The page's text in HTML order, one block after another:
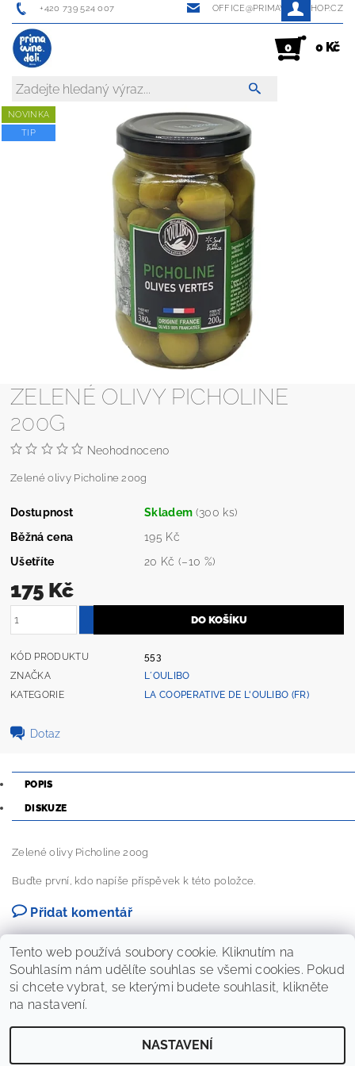
+420 739 524 007 OFFICE@PRIMAWINESHOP.CZ
0 0 Kč
NOVINKA
TIP
ZELENÉ OLIVY PICHOLINE
200G
Neohodnoceno
Zelené olivy Picholine 200g
Dostupnost Skladem (300 ks)
Běžná cena
195 Kč
Ušetříte
20 Kč(–10 %)
175 Kč
KÓD PRODUKTU
553
ZNAČKA
L´OULIBO
KATEGORIE
LA COOPERATIVE DE L'OULIBO (FR)
Dotaz
POPIS
DISKUZE
Zelené olivy Picholine 200g
Buďte první, kdo napíše příspěvek k této položce.
Přidat komentář
Tento web používá soubory cookie. Kliknutím na
Souhlasím nám udělíte souhlas se všemi cookies. Pokud
si chcete vybrat, se kterými budete souhlasit, klikněte
na nastavení.
NASTAVENÍ